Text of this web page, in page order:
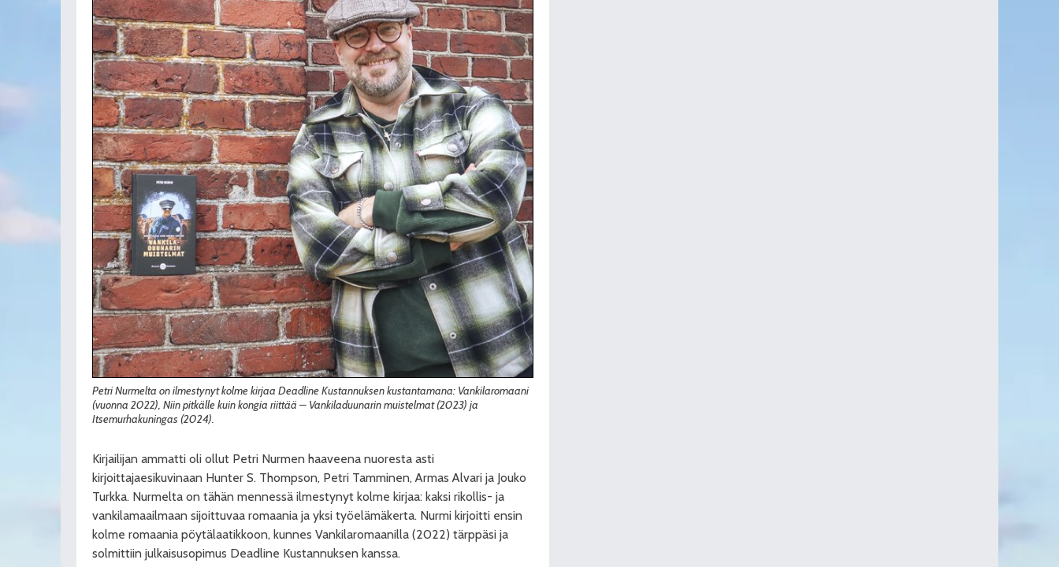
Petri Nurmelta on ilmestynyt kolme kirjaa Deadline Kustannuksen kustantamana: Vankilaromaani
(vuonna 2022), Niin pitkälle kuin kongia riittää – Vankiladuunarin muistelmat (2023) ja
Itsemurhakuningas (2024).
Kirjailijan ammatti oli ollut Petri Nurmen haaveena nuoresta asti
kirjoittajaesikuvinaan Hunter S. Thompson, Petri Tamminen, Armas Alvari ja Jouko
Turkka. Nurmelta on tähän mennessä ilmestynyt kolme kirjaa: kaksi rikollis- ja
vankilamaailmaan sijoittuvaa romaania ja yksi työelämäkerta. Nurmi kirjoitti ensin
kolme romaania pöytälaatikkoon, kunnes Vankilaromaanilla (2022) tärppäsi ja
solmittiin julkaisusopimus Deadline Kustannuksen kanssa.